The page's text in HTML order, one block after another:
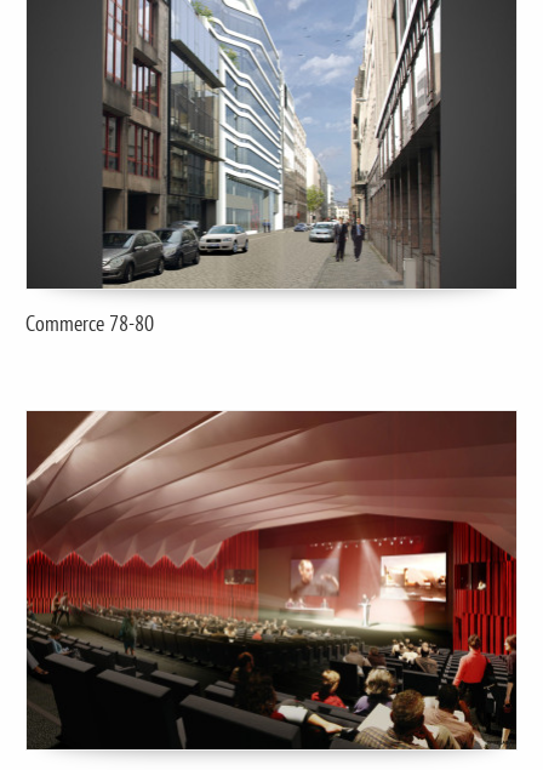
Commerce 78-80